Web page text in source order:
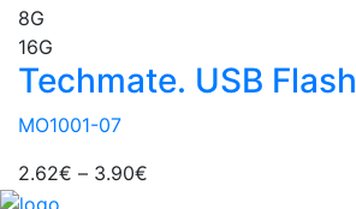
8G
16G
Techmate. USB Flash
MO1001-07
2.62€ – 3.90€